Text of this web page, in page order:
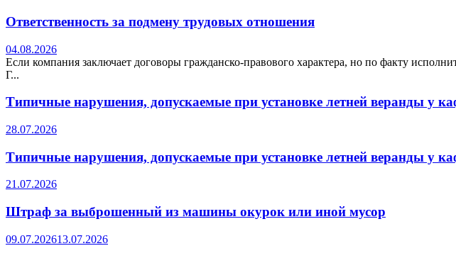
Ответственность за подмену трудовых отношения
04.08.2026
Если компания заключает договоры гражданско-правового характера, но по факту
Г...
Типичные нарушения, допускаемые при установке летней веранды у
28.07.2026
Типичные нарушения, допускаемые при установке летней веранды у
21.07.2026
Штраф за выброшенный из машины окурок или иной мусор
09.07.202613.07.2026